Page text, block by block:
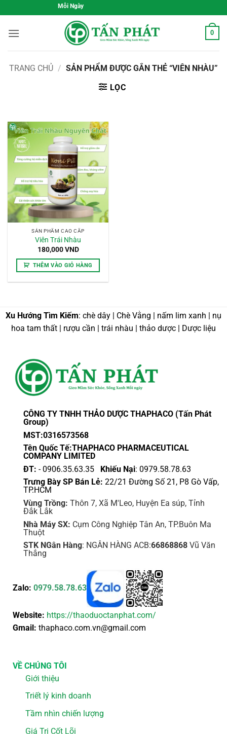
qua
nội
Khỏe, Sống Xanh Mỗi Ngày
0
TRANG CHỦ / SẢN PHẨM ĐƯỢC GẮN THẺ “VIÊN NHÀU”
LỌC
SẢN PHẨM CAO CẤP
Viên Trái Nhàu
180,000VND
THÊM VÀO GIỎ HÀNG
Xu Hướng Tìm Kiếm: chè dây | Chè Vằng | nấm lim xanh | nụ
hoa tam thất | rượu cần | trái nhàu | thảo dược | Dược liệu
CÔNG TY TNHH THẢO DƯỢC THAPHACO (Tấn Phát
Group)
MST:0316573568
Tên Quốc Tế:THAPHACO PHARMACEUTICAL
COMPANY LIMITED
ĐT: - 0906.35.63.35 Khiếu Nại: 0979.58.78.63
Trưng Bày SP Bán Lẻ: 22/21 Đường Số 21, P8 Gò Vấp,
TP.HCM
Vùng Trồng: Thôn 7, Xã M'Leo, Huyện Ea súp, Tỉnh
Đắk Lắk
Nhà Máy SX: Cụm Công Nghiệp Tân An, TP.Buôn Ma
Thuột
STK NGân Hàng: NGÂN HÀNG ACB:66868868Vũ Văn
Thắng
Zalo: 0979.58.78.63
Website: https://thaoduoctanphat.com/
Gmail: thaphaco.com.vn@gmail.com
VỀ CHÚNG TÔI
Giới thiệu
Triết lý kinh doanh
Tầm nhìn chiến lượng
Giá Trị Cốt Lõi